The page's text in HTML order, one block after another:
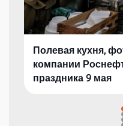
Полевая кухня,
компании
праздника 9 мая